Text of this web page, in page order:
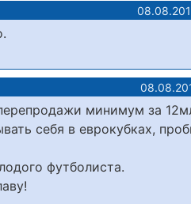
минимум за
себя в еврокубках,
футболиста.